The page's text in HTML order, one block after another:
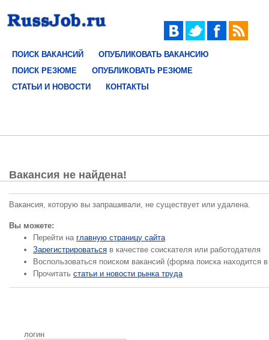
ПОИСК ВАКАНСИЙ
ОПУБЛИКОВАТЬ ВАКАНСИЮ
ПОИСК РЕЗЮМЕ
ОПУБЛИКОВАТЬ РЕЗЮМЕ
СТАТЬИ И НОВОСТИ
КОНТАКТЫ
Вакансия не найдена!
Вакансия, которую вы запрашивали, не существует или удалена.
Вы можете:
Перейти на главную страницу сайта
Зарегистрироваться в качестве соискателя или работодателя
Воспользоваться поиском вакансий (форма поиска находится
Прочитать статьи и новости рынка труда
логин